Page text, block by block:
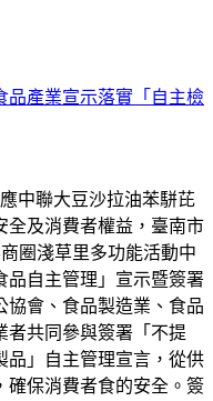
品產業宣示落實「自主檢
中聯大豆沙拉油苯駢芘
全及消費者權益，臺南市
圈淺草里多功能活動中
品自主管理」宣示暨簽署
協會、食品製造業、食品
者共同參與簽署「不提
品」自主管理宣言，從供
確保消費者食的安全。簽